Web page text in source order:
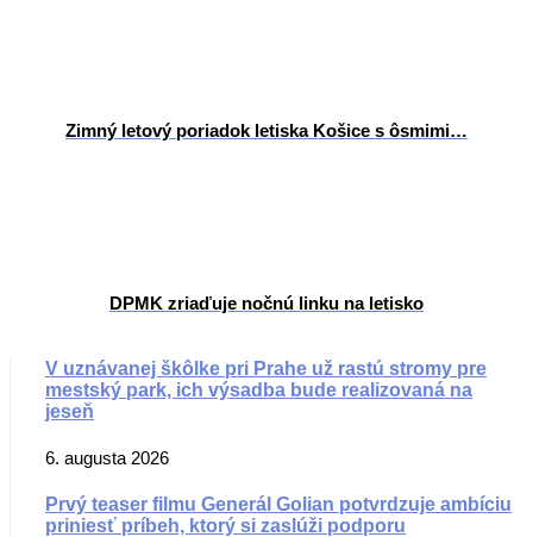
Zimný letový poriadok letiska Košice s ôsmimi…
DPMK zriaďuje nočnú linku na letisko
V uznávanej škôlke pri Prahe už rastú stromy pre
mestský park, ich výsadba bude realizovaná na
jeseň
6. augusta 2026
Prvý teaser filmu Generál Golian potvrdzuje ambíciu
priniesť príbeh, ktorý si zaslúži podporu